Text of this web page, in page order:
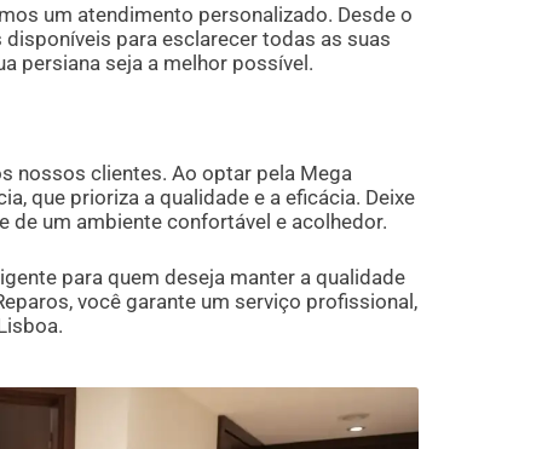
um atendimento personalizado. Desde o
para esclarecer todas as suas
persiana seja a melhor possível.
nossos clientes. Ao optar pela Mega
que prioriza a qualidade e a eficácia. Deixe
de um ambiente confortável e acolhedor.
para quem deseja manter a qualidade
você garante um serviço profissional,